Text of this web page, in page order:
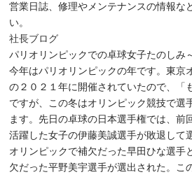
営業日誌、修理やメンテナンスの情報な
い。
社長ブログ
パリオリンピックでの卓球女子たのしみ
今年はパリオリンピックの年です。東京
の２０２１年に開催されていたので、「
ですが、この冬はオリンピック競技で選
ます。先日の卓球の日本選手権では、前
活躍した女子の伊藤美誠選手が敗退して
オリンピックで補欠だった早田ひな選手
欠だった平野美宇選手が選出された。こ